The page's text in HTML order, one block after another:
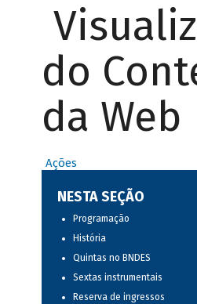
do
da Web
Ações
NESTA SEÇÃO
Programação
História
Quintas no BNDES
Sextas instrumentais
Reserva de ingressos